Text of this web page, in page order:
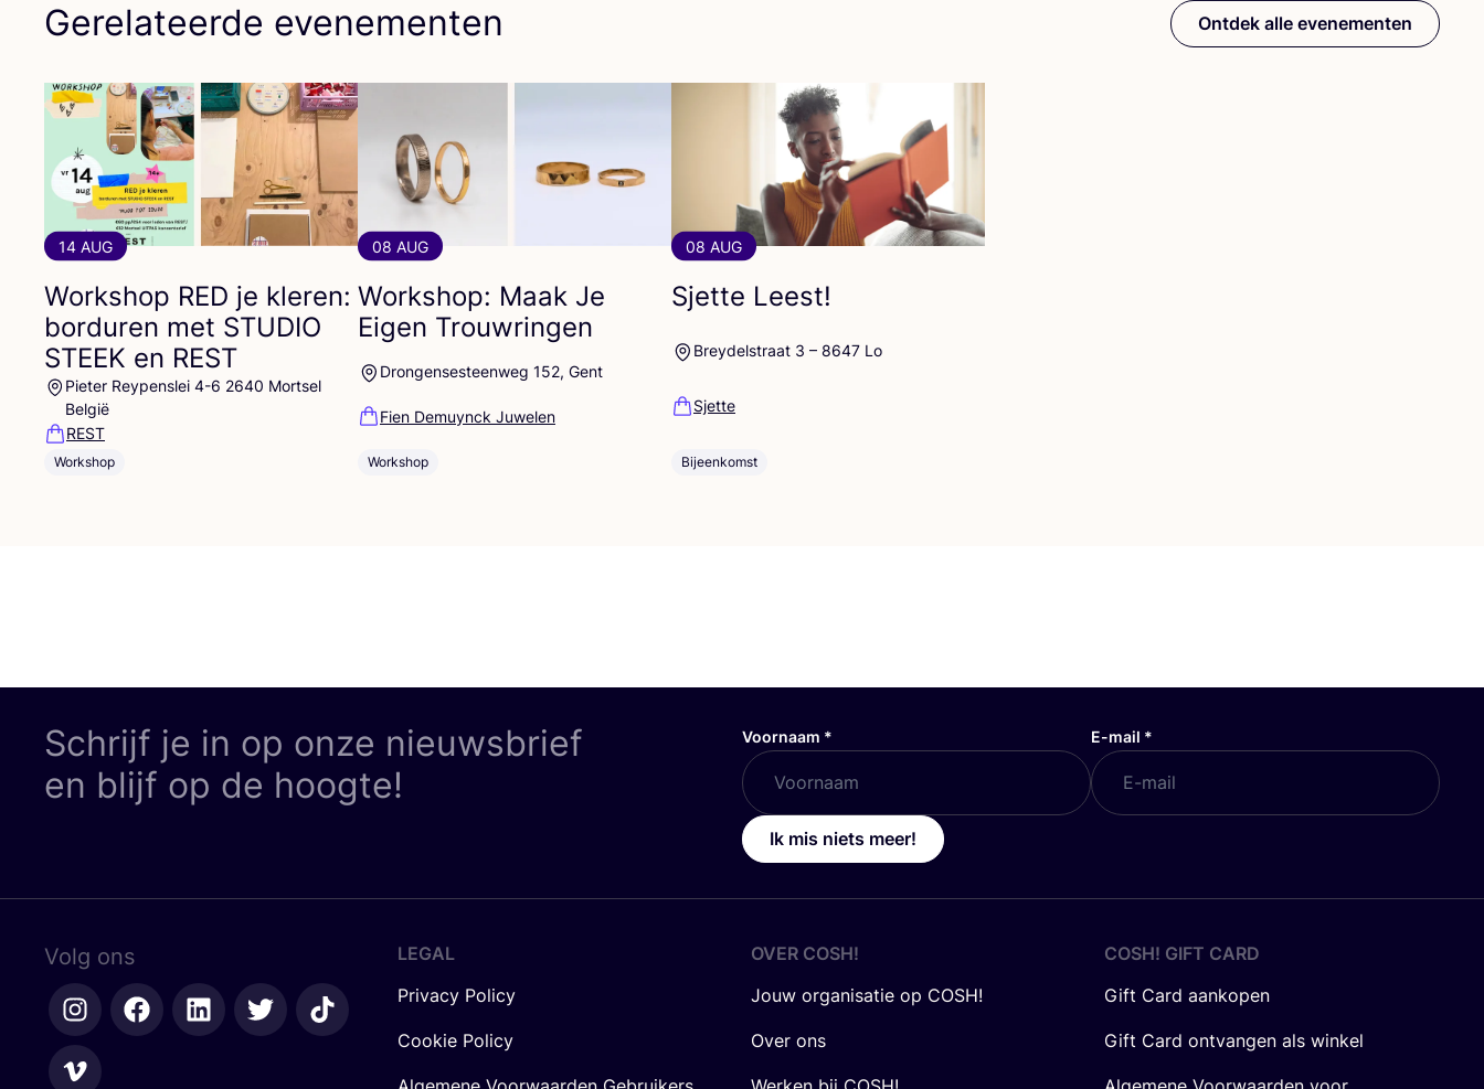
Gerelateerde evenementen
14 AUG
Workshop RED je kleren:
borduren met STUDIO
STEEK en REST
Pieter Reypenslei 4-6 2640 Mortsel
België
REST
Workshop
08 AUG
Workshop: Maak Je
Eigen Trouwringen
Drongensesteenweg 152, Gent
Fien Demuynck Juwelen
Workshop
08 AUG
Sjette Leest!
Breydelstraat 3 – 8647 Lo
Sjette
Bijeenkomst
Ontdek alle evenementen
Schrijf je in op onze nieuwsbrief
en blijf op de hoogte!
Voornaam * E-mail *
Ik mis niets meer!
Volg ons
LEGAL
Privacy Policy
Cookie Policy
OVER COSH!
Jouw organisatie op COSH!
Over ons
COSH! GIFT CARD
Gift Card aankopen
Gift Card ontvangen als winkel